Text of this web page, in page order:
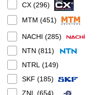
CX (296)
MTM (451)
NACHI (285)
NTN (811)
NTRL (149)
SKF (185)
ZNL (654)